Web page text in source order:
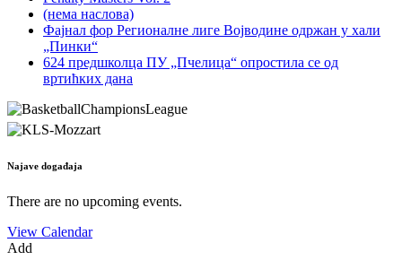
(нема наслова)
Фајнал фор Регионалне лиге Војводине одржан у хали
„Пинки“
624 предшколца ПУ „Пчелица“ опростила се од
вртићких дана
Najave događaja
There are no upcoming events.
View Calendar
Add